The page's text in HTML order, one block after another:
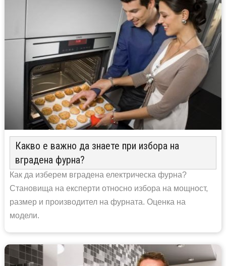
Какво е важно да знаете при избора на
вградена фурна?
Как да изберем вградена електрическа фурна?
Становища на експерти относно избора на мощност,
размер и производител на фурната. Оценка на
модели.